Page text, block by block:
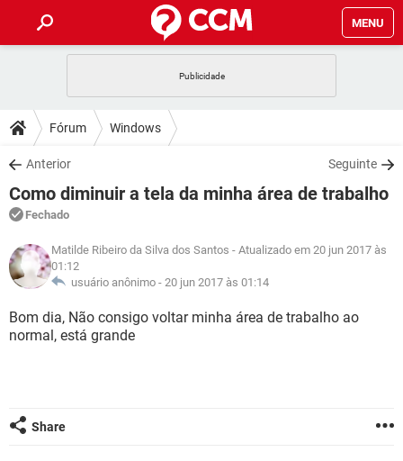
MENU
CELULAR
OUTLOOK
INSTAGRAM GMAIL
GUIA DE COMPRAS
DICAS
JOGOS
OUTLOOK
GUIA DE COMPRAS
DOWNLOADS
JOGOS WHATSAPP
CELULAR
OUTLOOK EXCEL
INSTAGRAM GMAIL
GUIA DE COMPRAS
FÓRUM
CELULAR
INSTAGRAM
GLOSSÁRIO
JOGOS WHATSAPP
CELULAR FACEBOOK
Fórum Windows
Anterior Seguinte
Como diminuir a tela da minha área de trabalho
Fechado
Matilde Ribeiro da Silva dos Santos - Atualizado em 20 jun 2017 às
01:12
usuário anônimo -20 jun 2017 às 01:14
Bom dia, Não consigo voltar minha área de trabalho ao
normal, está grande
Share